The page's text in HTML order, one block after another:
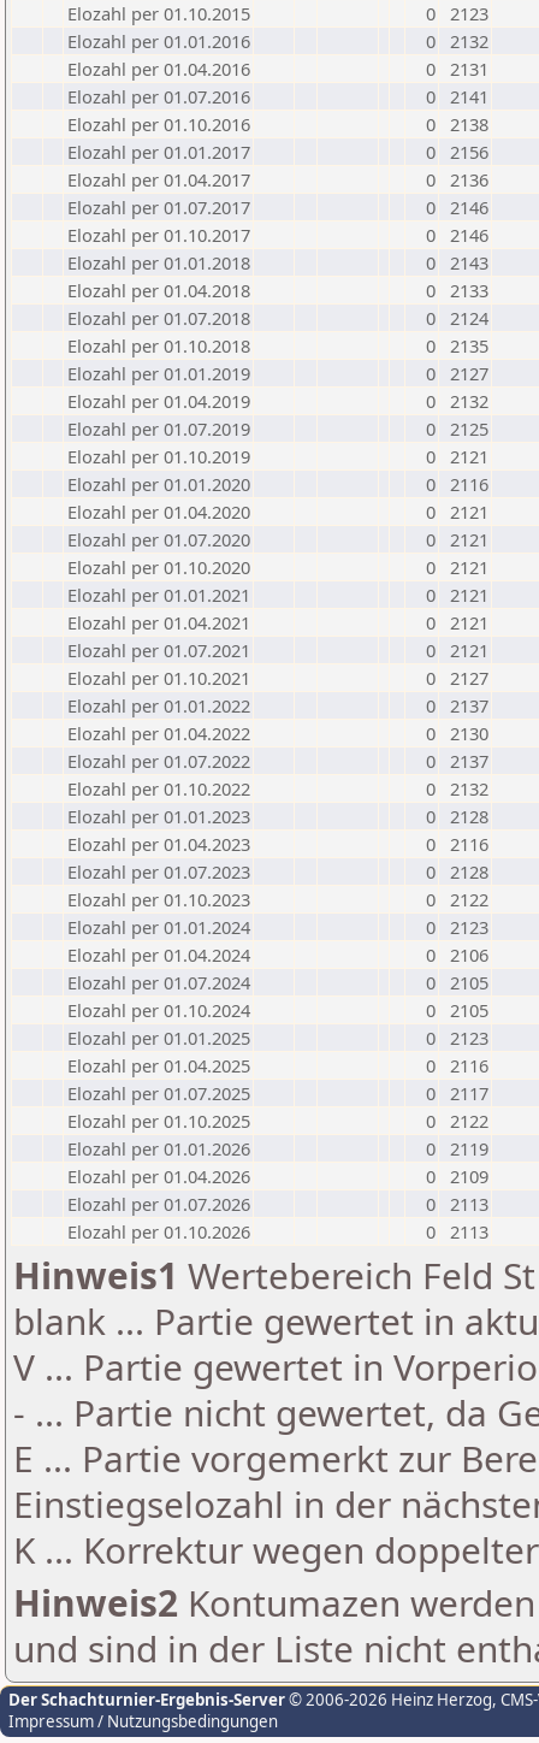
Elozahl per 01.10.2015
0 2123
Elozahl per 01.01.2016
0 2132
Elozahl per 01.04.2016
0 2131
Elozahl per 01.07.2016
0 2141
Elozahl per 01.10.2016
0 2138
Elozahl per 01.01.2017
0 2156
Elozahl per 01.04.2017
0 2136
Elozahl per 01.07.2017
0 2146
Elozahl per 01.10.2017
0 2146
Elozahl per 01.01.2018
0 2143
Elozahl per 01.04.2018
0 2133
Elozahl per 01.07.2018
0 2124
Elozahl per 01.10.2018
0 2135
Elozahl per 01.01.2019
0 2127
Elozahl per 01.04.2019
0 2132
Elozahl per 01.07.2019
0 2125
Elozahl per 01.10.2019
0 2121
Elozahl per 01.01.2020
0 2116
Elozahl per 01.04.2020
0 2121
Elozahl per 01.07.2020
0 2121
Elozahl per 01.10.2020
0 2121
Elozahl per 01.01.2021
0 2121
Elozahl per 01.04.2021
0 2121
Elozahl per 01.07.2021
0 2121
Elozahl per 01.10.2021
0 2127
Elozahl per 01.01.2022
0 2137
Elozahl per 01.04.2022
0 2130
Elozahl per 01.07.2022
0 2137
Elozahl per 01.10.2022
0 2132
Elozahl per 01.01.2023
0 2128
Elozahl per 01.04.2023
0 2116
Elozahl per 01.07.2023
0 2128
Elozahl per 01.10.2023
0 2122
Elozahl per 01.01.2024
0 2123
Elozahl per 01.04.2024
0 2106
Elozahl per 01.07.2024
0 2105
Elozahl per 01.10.2024
0 2105
Elozahl per 01.01.2025
0 2123
Elozahl per 01.04.2025
0 2116
Elozahl per 01.07.2025
0 2117
Elozahl per 01.10.2025
0 2122
Elozahl per 01.01.2026
0 2119
Elozahl per 01.04.2026
0 2109
Elozahl per 01.07.2026
0 2113
Elozahl per 01.10.2026
0 2113
Hinweis1 Wertebereich Feld
blank ... Partie gewertet in
V ... Partie gewertet in
- ... Partie nicht gewertet, da
E ... Partie vorgemerkt zur
Einstiegselozahl in der
K ... Korrektur wegen
Hinweis2 Kontumazen
und sind in der Liste nicht
Der Schachturnier-Ergebnis-Server© 2006-2026 Heinz Herzog,
Impressum / Nutzungsbedingungen